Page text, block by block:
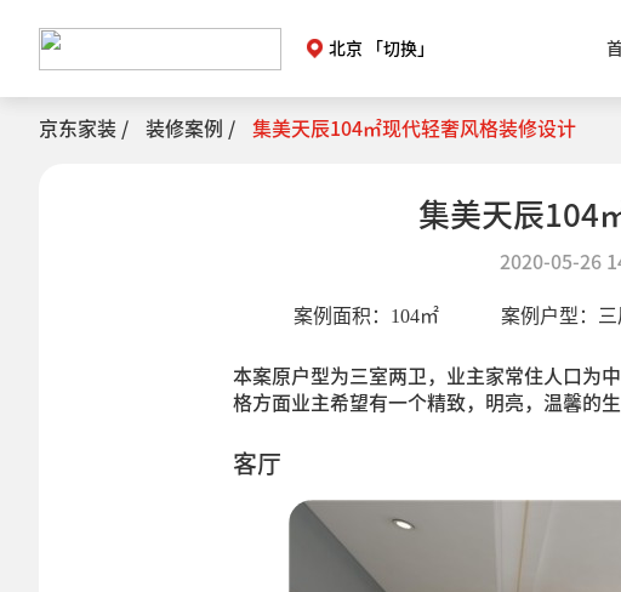
北京 「切换」
京东家装 / 装修案例 / 集美天辰104㎡现代轻奢风格装修设计
集美天辰104
2020-05-26
案例面积： 104㎡ 案例户型：
本案原户型为三室两卫，业主家常住人口为
格方面业主希望有一个精致，明亮，温馨的
客厅